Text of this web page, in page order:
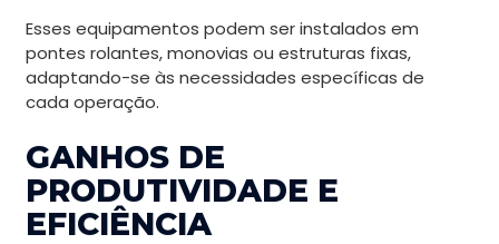
Esses equipamentos podem ser instalados em
pontes rolantes, monovias ou estruturas fixas,
adaptando-se às necessidades específicas de
cada operação.
GANHOS DE
PRODUTIVIDADE E
EFICIÊNCIA